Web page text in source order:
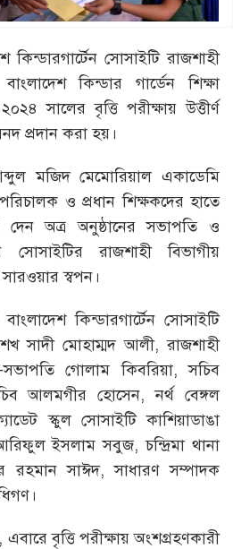
কিন্ডারগার্টেন সোসাইটি রাজশাহী
কিন্ডার গার্ডেন শিক্ষা
সালের বৃত্তি পরীক্ষায় উত্তীর্ণ
প্রদান করা হয়।
মজিদ মেমোরিয়াল একাডেমি
পরিচালক ও প্রধান শিক্ষকদের হাতে
অত্র অনুষ্ঠানের সভাপতি ও
সোসাইটির রাজশাহী বিভাগীয়
স্বপন।
কিন্ডারগার্টেন সোসাইটি
সাদী মোহাম্মদ আলী, রাজশাহী
গোলাম কিবরিয়া, সচিব
আলমগীর হোসেন, নর্থ বেঙ্গল
স্কুল সোসাইটি কাশিয়াডাঙা
ইসলাম সবুজ, চন্দ্রিমা থানা
রহমান সাঈদ, সাধারণ সম্পাদক
বৃত্তি পরীক্ষায় অংশগ্রহণকারী